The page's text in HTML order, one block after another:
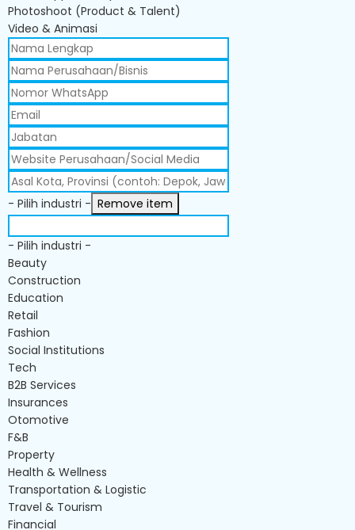
Photoshoot (Product & Talent)
Video & Animasi
- Pilih industri - Remove item
- Pilih industri -
Beauty
Construction
Education
Retail
Fashion
Social Institutions
Tech
B2B Services
Insurances
Otomotive
F&B
Property
Health & Wellness
Transportation & Logistic
Travel & Tourism
Financial